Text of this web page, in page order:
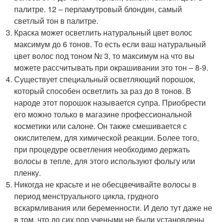
палитре. 12 – перламутровый блондин, самый
светлый тон в палитре.
Краска может осветлить натуральный цвет волос
максимум до 6 тонов. То есть если ваш натуральный
цвет волос под тоном № 3, то максимум на что вы
можете рассчитывать при окрашивании это тон – 8-9.
Существует специальный осветляющий порошок,
который способен осветлить за раз до 8 тонов. В
народе этот порошок называется супра. Приобрести
его можно только в магазине профессиональной
косметики или салоне. Он также смешивается с
окислителем, для химической реакции. Более того,
при процедуре осветления необходимо держать
волосы в тепле, для этого используют фольгу или
пленку.
Никогда не красьте и не обесцвечивайте волосы в
период менструального цикла, грудного
вскармливания или беременности. И дело тут даже не
в том, что до сих пор учеными не были установлены